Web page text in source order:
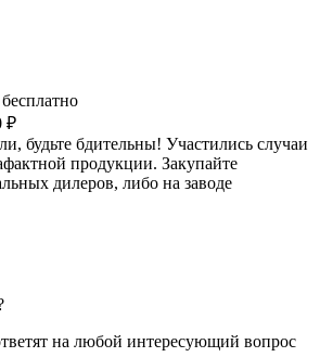
₽
будьте бдительны! Участились случаи
продукции. Закупайте
дилеров, либо на заводе
на любой интересующий вопрос